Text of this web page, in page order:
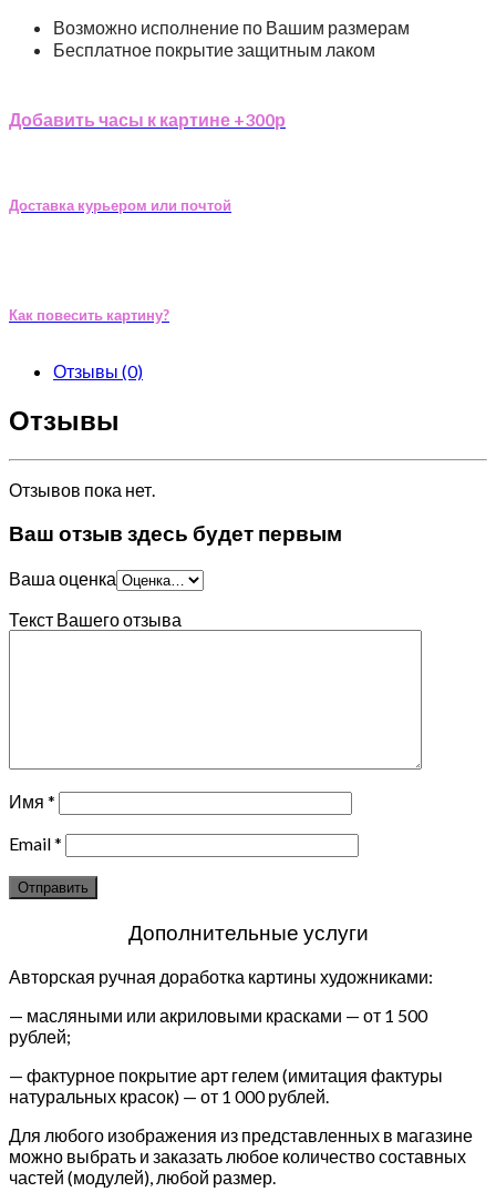
Возможно исполнение по Вашим размерам
Бесплатное покрытие защитным лаком
Добавить часы к картине +300р
Доставка курьером или почтой
Как повесить картину?
Отзывы (0)
Отзывы
Отзывов пока нет.
Ваш отзыв здесь будет первым
Ваша оценка
Текст Вашего отзыва
Имя *
Email*
Дополнительные услуги
Авторская ручная доработка картины художниками:
— масляными или акриловыми красками — от 1 500
рублей;
— фактурное покрытие арт гелем (имитация фактуры
натуральных красок) — от 1 000 рублей.
Для любого изображения из представленных в магазине
можно выбрать и заказать любое количество составных
частей (модулей), любой размер.